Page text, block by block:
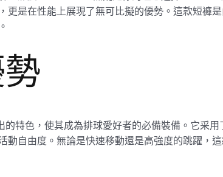
更是在性能上展現了無可比擬的優勢。這款短褲
的特色，使其成為排球愛好者的必備裝備。它采
動自由度。無論是快速移動還是高強度的跳躍，